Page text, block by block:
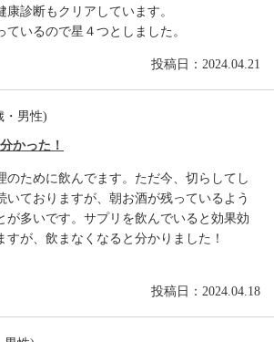
診断もクリアしています。
ているので星４つとしました。
投稿日：2024.04.21
・男性)
かった！
のために飲んでます。ただ今、切らしてし
いておりますが、朝お酒が残っているよう
が多いです。サプリを飲んでいると効果効
すが、飲まなくなると分かりました！
投稿日：2024.04.18